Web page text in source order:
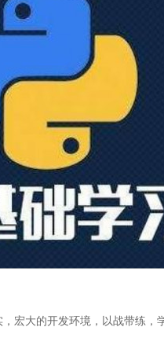
大的开发环境，以战带练，